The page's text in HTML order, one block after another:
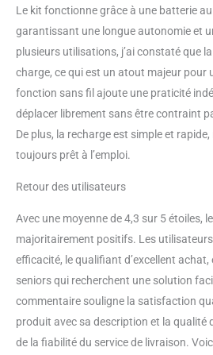
4200 tr/
besoins.
électrique
directions
sens des
et dans le
aiguilles
gaucher ou
acier
bouclier
plastique
de charge
soin précis
Le kit fonctionne grâce à une batterie
garantissant une longue autonomie et
plusieurs utilisations, j’ai constaté que
charge, ce qui est un atout majeur pour
fonction sans fil ajoute une praticité
déplacer librement sans être contraint
De plus, la recharge est simple et
toujours prêt à l’emploi.
Retour des utilisateurs
Avec une moyenne de 4,3 sur 5 étoiles,
majoritairement positifs. Les
efficacité, le qualifiant d’excellent
seniors qui recherchent une solution
commentaire souligne la satisfaction
produit avec sa description et la qualité
de la fiabilité du service de livraison.